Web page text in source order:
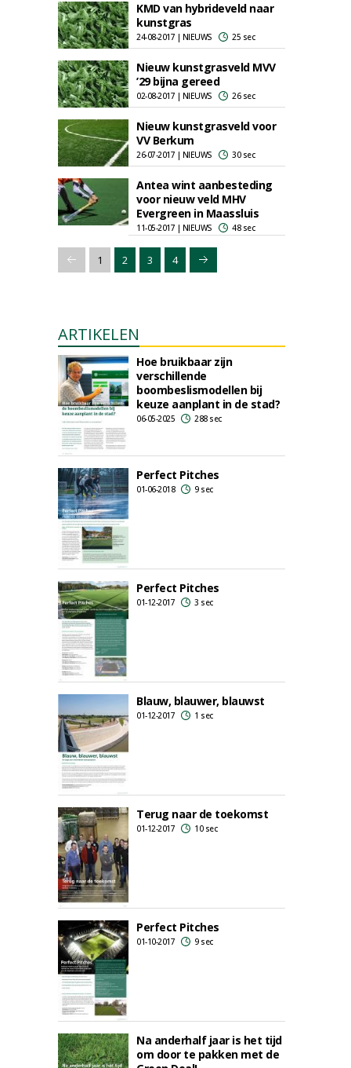
KMD van hybrideveld naar
kunstgras
24-08-2017 | NIEUWS 25 sec
Nieuw kunstgrasveld MVV
’29 bijna gereed
02-08-2017 | NIEUWS 26 sec
Nieuw kunstgrasveld voor
VV Berkum
26-07-2017 | NIEUWS 30 sec
Antea wint aanbesteding
voor nieuw veld MHV
Evergreen in Maassluis
11-05-2017 | NIEUWS 48 sec
1 2 3 4
ARTIKELEN
Hoe bruikbaar zijn
verschillende
boombeslismodellen bij
keuze aanplant in de stad?
06-05-2025 288 sec
Perfect Pitches
01-06-2018 9 sec
Perfect Pitches
01-12-2017 3 sec
Blauw, blauwer, blauwst
01-12-2017 1 sec
Terug naar de toekomst
01-12-2017 10 sec
Perfect Pitches
01-10-2017 9 sec
Na anderhalf jaar is het tijd
om door te pakken met de